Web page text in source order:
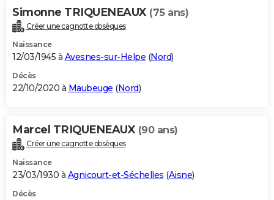
Simonne TRIQUENEAUX (75 ans)
Créer une cagnotte obsèques
Naissance
12/03/1945 à Avesnes-sur-Helpe (Nord)
Décès
22/10/2020 à Maubeuge (Nord)
Marcel TRIQUENEAUX (90 ans)
Créer une cagnotte obsèques
Naissance
23/03/1930 à Agnicourt-et-Séchelles (Aisne)
Décès